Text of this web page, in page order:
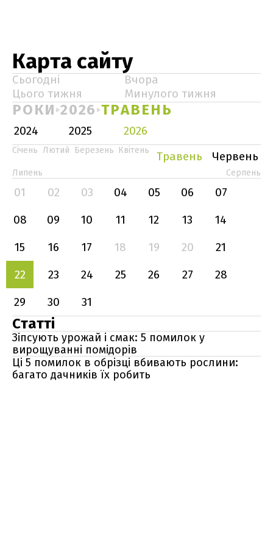
Карта сайту
Сьогодні
Вчора
Цього тижня
Минулого тижня
РОКИ 2026 ТРАВЕНЬ
2024 2025 2026
Січень Лютий Березень Квітень Травень Червень
Липень Серпень
01 02 03 04 05 06
07
08
09 10 11 12 13
14
15
16 17 18 19 20
21
22
23 24 25 26 27
28
29
30 31
Статті
Зіпсують урожай і смак: 5 помилок у
вирощуванні помідорів
Ці 5 помилок в обрізці вбивають рослини:
багато дачників їх робить